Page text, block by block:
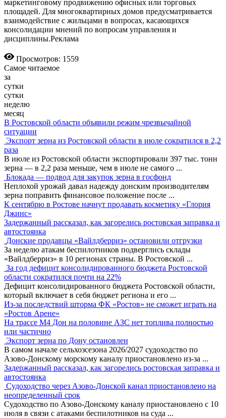
маркетинговому продвижению офисных или торговых
площадей. Для многоквартирных домов предусматривается
взаимодействие с жильцами в вопросах, касающихся
консолидации мнений по вопросам управления и
дисциплины.Реклама
Просмотров: 1559
Самое читаемое
за
сутки
сутки
неделю
месяц
В Ростовской области объявили режим чрезвычайной
ситуации
Экспорт зерна из Ростовской области в июле сократился в 2,2
раза
В июле из Ростовской области экспортировали 397 тыс. тонн
зерна — в 2,2 раза меньше, чем в июле не самого ...
Блокада — подвод для закупок зерна в госфонд
Неплохой урожай давал надежду донским производителям
зерна поправить финансовое положение после ...
К сентябрю в Ростове начнут продавать косметику «Глория
Джинс»
Задержанный рассказал, как загорелись ростовская заправка и
автостоянка
Донские продавцы «Вайлдберриз» остановили отгрузки
За неделю атакам беспилотников подверглись склады
«Вайлдберриз» в 10 регионах страны. В Ростовской ...
За год дефицит консолидированного бюджета Ростовской
области сократился почти на 22%
Дефицит консолидированного бюджета Ростовской области,
который включает в себя бюджет региона и его ...
Из-за последствий шторма ФК «Ростов» не сможет играть на
«Ростов Арене»
На трассе М4 Дон на половине АЗС нет топлива полностью
или частично
Экспорт зерна по Дону остановлен
В самом начале сельхозсезона 2026/2027 судоходство по
Азово-Донскому морскому каналу приостановлено из-за ...
Задержанный рассказал, как загорелись ростовская заправка и
автостоянка
Судоходство через Азово-Донской канал приостановлено на
неопределенный срок
Судоходство по Азово-Донскому каналу приостановлено с 10
июля в связи с атаками беспилотников на суда ...